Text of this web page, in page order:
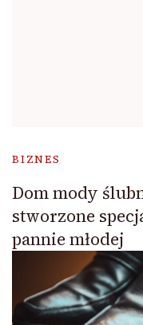
BIZNES
Dom mody
stworzone
pannie młodej